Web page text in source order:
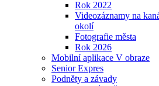
Rok 2022
Videozáznamy na
okolí
Fotografie města
Rok 2026
Mobilní aplikace V obraze
Senior Expres
Podněty a závady